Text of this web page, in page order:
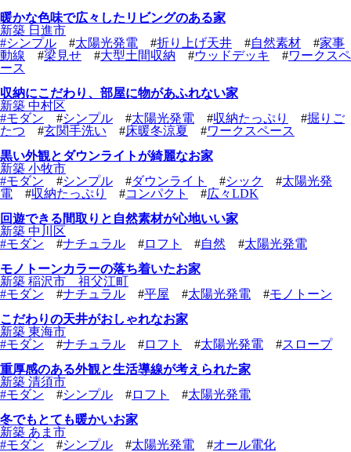
暖かな色味で広々したリビングのある家
新築 日進市
#シンプル #太陽光発電 #折り上げ天井 #自然素材 #家事
動線 #梁見せ #大型土間収納 #ウッドデッキ #ワークスペ
ース
収納にこだわり、部屋に物があふれない家
新築 中村区
#モダン #シンプル #太陽光発電 #収納たっぷり #掘りご
たつ #玄関手洗い #床暖冬涼夏 #ワークスペース
黒い外観とダウンライトが綺麗なお家
新築 小牧市
#モダン #シンプル #ダウンライト #シック #太陽光発
電 #収納たっぷり #コンパクト #広々LDK
回遊できる間取りと自然素材が心地いい家
新築 中川区
#モダン #ナチュラル #ロフト #自然 #太陽光発電
モノトーンカラーの落ち着いたお家
新築 稲沢市 祖父江町
#モダン #ナチュラル #平屋 #太陽光発電 #モノトーン
こだわりの天井がおしゃれなお家
新築 東海市
#モダン #ナチュラル #ロフト #太陽光発電 #スロープ
重厚感のある外観と生活導線が考えられた家
新築 清須市
#モダン #シンプル #ロフト #太陽光発電
冬でもとても暖かいお家
新築 あま市
#モダン #シンプル #太陽光発電 #オール電化